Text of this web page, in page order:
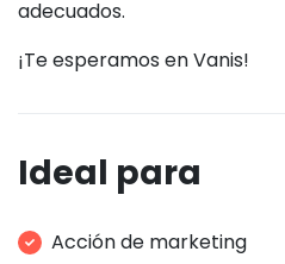
adecuados.
¡Te esperamos en Vanis!
Ideal para
Acción de marketing